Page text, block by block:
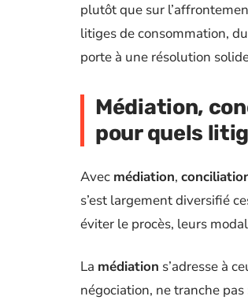
plutôt que sur
litiges de consommation,
porte à une résolution
Médiation,
pour quels
Avec médiation,
s’est largement diversifié
éviter le procès, leurs
La médiation s’adresse à
négociation, ne tranche